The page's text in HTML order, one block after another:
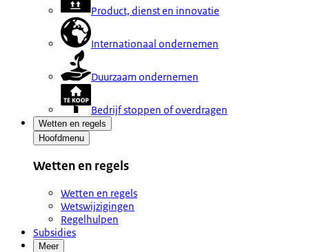
Product, dienst en innovatie
Internationaal ondernemen
Duurzaam ondernemen
Bedrijf stoppen of overdragen
Wetten en regels
Hoofdmenu
Wetten en regels
Wetten en regels
Wetswijzigingen
Regelhulpen
Subsidies
Meer